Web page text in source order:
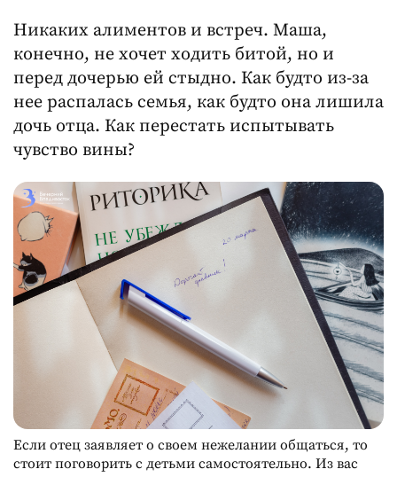
Никаких алиментов и встреч. Маша,
конечно, не хочет ходить битой, но и
перед дочерью ей стыдно. Как будто из-за
нее распалась семья, как будто она лишила
дочь отца. Как перестать испытывать
чувство вины?
Если отец заявляет о своем нежелании общаться, то
стоит поговорить с детьми самостоятельно. Из вас